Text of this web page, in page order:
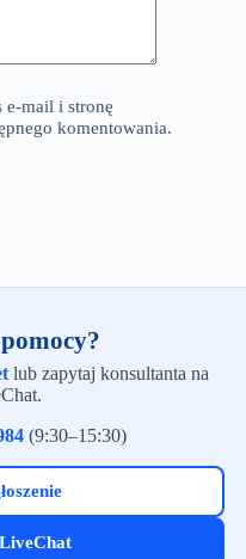
e-mail i stronę
komentowania.
lub zapytaj konsultanta na
(9:30–15:30)